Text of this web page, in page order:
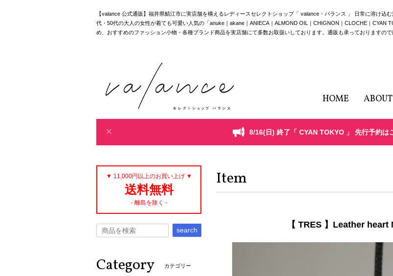
【valance 公式通販】福井県鯖江市に実店舗を構えるレディースセレクトショップ「 valance・バランス 」 日常に溶け込
代・50代の大人の女性が着ても可愛い人気の「anuke｜akane｜ANIECA｜ALMOND OIL｜CHIGNON｜CLOCHE｜CYAN
め、おすすめのファッション小物・各種ブランド商品を実店舗にて多数お取扱いしております。通販も承っておりますの
HOME ABOUT
8/16(日) 終了「 CYAN TOKYO 」 先行予約は
Item
【 TRES 】Leather
▼ 11,000円以上のお買い上げ ▼
送料無料
- 離島を除く -
search
Category カテゴリー